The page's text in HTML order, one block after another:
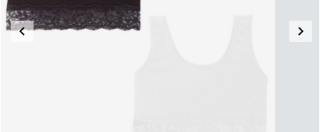
Poprzedni
keyboard_arrow_left keyboard_arrow_right